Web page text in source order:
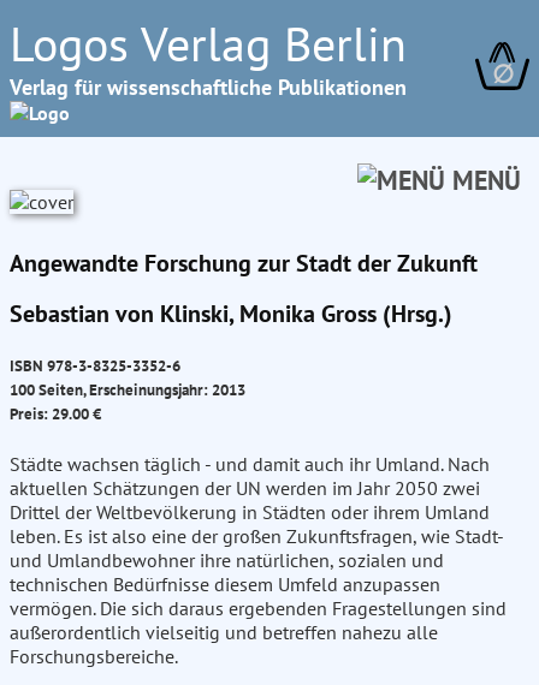
Logos Verlag Berlin
Verlag für wissenschaftliche Publikationen ∅
MENÜ
Angewandte Forschung zur Stadt der Zukunft
Sebastian von Klinski, Monika Gross (Hrsg.)
ISBN 978-3-8325-3352-6
100 Seiten, Erscheinungsjahr: 2013
Preis: 29.00 €
Städte wachsen täglich - und damit auch ihr Umland. Nach
aktuellen Schätzungen der UN werden im Jahr 2050 zwei
Drittel der Weltbevölkerung in Städten oder ihrem Umland
leben. Es ist also eine der großen Zukunftsfragen, wie Stadt-
und Umlandbewohner ihre natürlichen, sozialen und
technischen Bedürfnisse diesem Umfeld anzupassen
vermögen. Die sich daraus ergebenden Fragestellungen sind
außerordentlich vielseitig und betreffen nahezu alle
Forschungsbereiche.